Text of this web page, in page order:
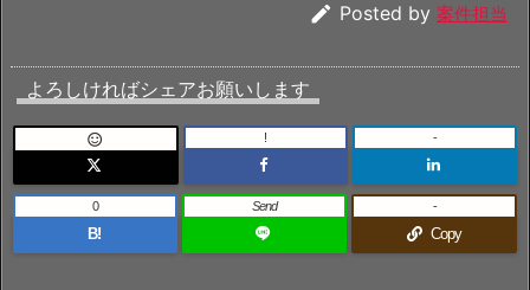
 Posted by 案件担当
よろしければシェアお願いします
 ! -
B!
0 Send
Copy
-